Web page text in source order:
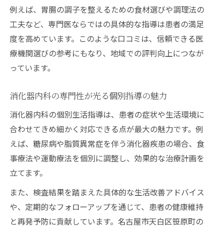
例えば、胃腸の調子を整えるための食材選びや調理法の
工夫など、専門医ならではの具体的な指導は患者の満足
度を高めています。このような口コミは、信頼できる医
療機関選びの参考にもなり、地域での評判向上につなが
っています。
消化器内科の専門性が光る個別指導の魅力
消化器内科の個別生活指導は、患者の症状や生活環境に
合わせてきめ細かく対応できる点が最大の魅力です。例
えば、糖尿病や脂質異常症を伴う消化器疾患の場合、食
事療法や運動療法を個別に調整し、効果的な治療計画を
立てます。
また、検査結果を踏まえた具体的な生活改善アドバイス
や、定期的なフォローアップを通じて、患者の健康維持
と再発予防に貢献しています。名古屋市天白区笹原町の